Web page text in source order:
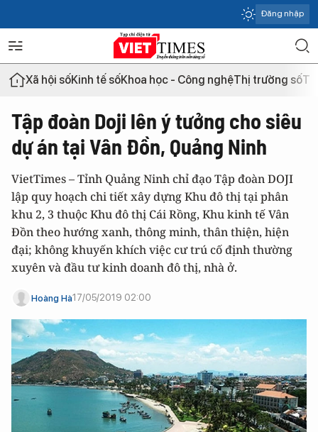
Đăng nhập
Xã hội sốKinh tế sốKhoa học - Công nghệThị trường số
Tập đoàn Doji lên ý tưởng cho siêu
dự án tại Vân Đồn, Quảng Ninh
VietTimes – Tỉnh Quảng Ninh chỉ đạo Tập đoàn DOJI
lập quy hoạch chi tiết xây dựng Khu đô thị tại phân
khu 2, 3 thuộc Khu đô thị Cái Rồng, Khu kinh tế Vân
Đồn theo hướng xanh, thông minh, thân thiện, hiện
đại; không khuyến khích việc cư trú cố định thường
xuyên và đầu tư kinh doanh đô thị, nhà ở.
Hoàng Hà17/05/2019 02:00